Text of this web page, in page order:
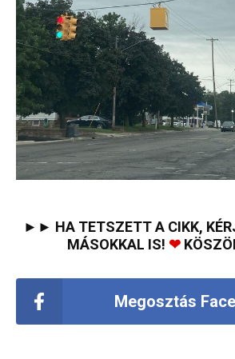
►► HA TETSZETT A CIKK,
MÁSOKKAL IS! ❤
Megosztás